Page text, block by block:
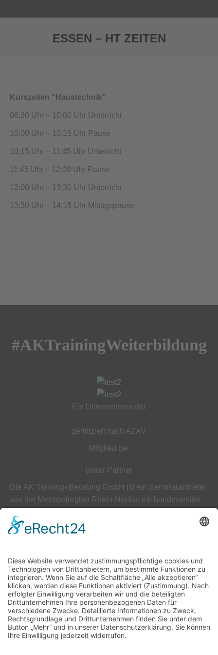
ESSEN – HT ZEITEN
Kurszeiten “Haustechnik”
08:30 Uhr – 10:00 Uhr Unterricht
10:00 Uhr – 10:15 Uhr Pause
10:15 Uhr – 11:45 Uhr Unterricht
11:45 Uhr – 12:00 Uhr Pause
12:00 Uhr – 13:30 Uhr Unterricht
13:30 Uhr – 14:15 Uhr Mittagspause
#AKTrainingWeiterbildung
Ein Unternehmen der
zertifiziert nach AZAV
Mitglied bei
unser Partner
Die AK Training+Beratung GmbH ist ein Seminaranbieter
aus der Metropolregion Rhein-Neckar mit bundesweiter
ÜBER UNS
Datenschutz
Impressum
Unser Leitbild
Downloads